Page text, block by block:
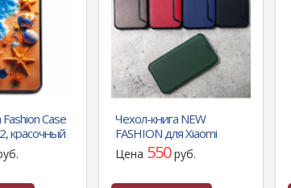
Case
красочный
рис. №3,
Чехол-книга NEW
FASHION для Xiaomi
Redmi Note 13 4G
силиконовое основание,
Цена 550руб.